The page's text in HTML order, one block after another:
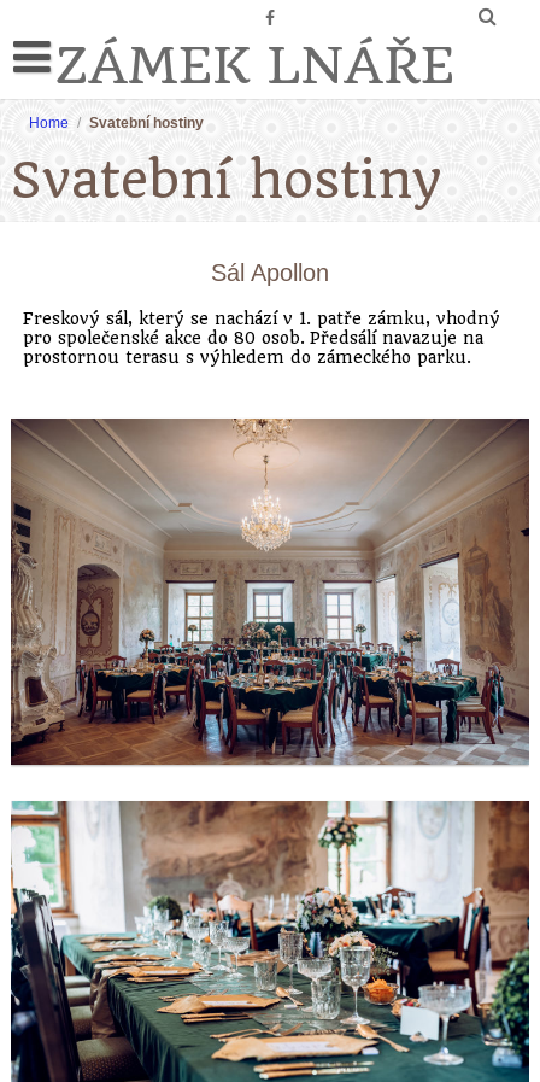
ZÁMEK LNÁŘE
Home / Svatební hostiny
Svatební hostiny
Sál Apollon
Freskový sál, který se nachází v 1. patře zámku, vhodný
pro společenské akce do 80 osob. Předsálí navazuje na
prostornou terasu s výhledem do zámeckého parku.